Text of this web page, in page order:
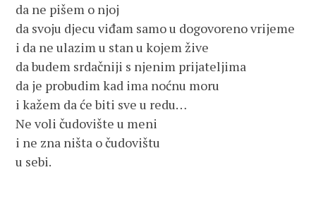
da ne pišem o njoj
da svoju djecu viđam samo u dogovoreno vrijeme
i da ne ulazim u stan u kojem žive
da budem srdačniji s njenim prijateljima
da je probudim kad ima noćnu moru
i kažem da će biti sve u redu…
Ne voli čudovište u meni
i ne zna ništa o čudovištu
u sebi.